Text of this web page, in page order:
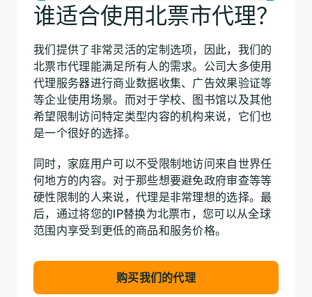
谁适合使用北票市代理？
我们提供了非常灵活的定制选项，因此，我们的
北票市代理能满足所有人的需求。公司大多使用
代理服务器进行商业数据收集、广告效果验证等
等企业使用场景。而对于学校、图书馆以及其他
希望限制访问特定类型内容的机构来说，它们也
是一个很好的选择。
同时，家庭用户可以不受限制地访问来自世界任
何地方的内容。对于那些想要避免政府审查等等
硬性限制的人来说，代理是非常理想的选择。最
后，通过将您的IP替换为北票市，您可以从全球
范围内享受到更低的商品和服务价格。
购买我们的代理